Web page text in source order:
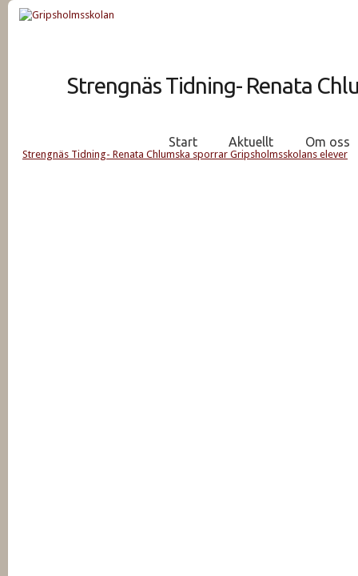
Start Aktuellt Om oss
Strengnäs Tidning- Renata
Strengnäs Tidning- Renata Chlumska sporrar Gripsholmsskolans elever